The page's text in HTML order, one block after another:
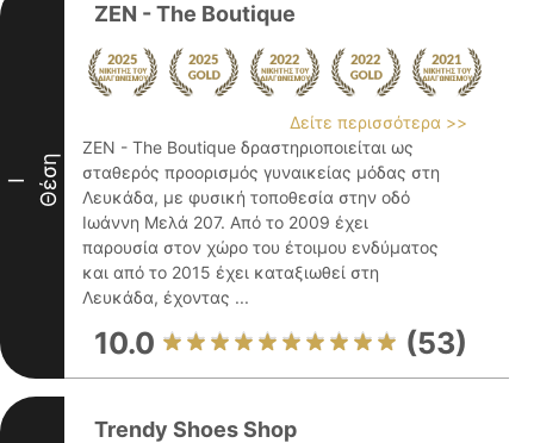
I Θέση
ZEN - The Boutique
Δείτε περισσότερα >>
ZEN - The Boutique δραστηριοποιείται ως
σταθερός προορισμός γυναικείας μόδας στη
Λευκάδα, με φυσική τοποθεσία στην οδό
Ιωάννη Μελά 207. Από το 2009 έχει
παρουσία στον χώρο του έτοιμου ενδύματος
και από το 2015 έχει καταξιωθεί στη
Λευκάδα, έχοντας ...
10.0 (53)
Trendy Shoes Shop